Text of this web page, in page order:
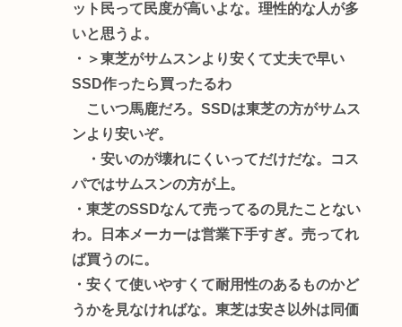
ット民って民度が高いよな。理性的な人が多
いと思うよ。
・＞東芝がサムスンより安くて丈夫で早い
SSD作ったら買ったるわ
こいつ馬鹿だろ。SSDは東芝の方がサムス
ンより安いぞ。
・安いのが壊れにくいってだけだな。コス
パではサムスンの方が上。
・東芝のSSDなんて売ってるの見たことない
わ。日本メーカーは営業下手すぎ。売ってれ
ば買うのに。
・安くて使いやすくて耐用性のあるものかど
うかを見なければな。東芝は安さ以外は同価